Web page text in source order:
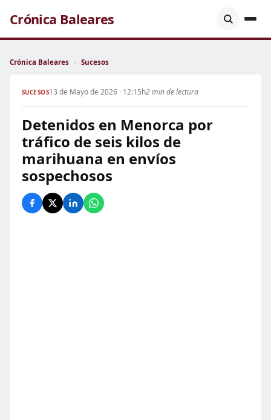
Crónica Baleares
Crónica Baleares › Sucesos
SUCESOS13 de Mayo de 2026 · 12:15h2 min de lectura
Detenidos en Menorca por
tráfico de seis kilos de
marihuana en envíos
sospechosos